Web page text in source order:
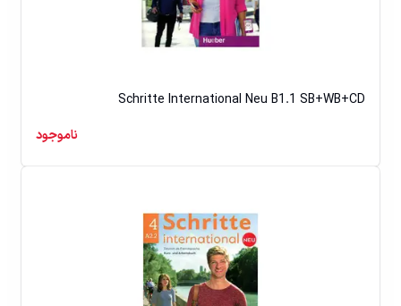
Schritte International Neu B1.1 SB+WB+CD
ناموجود